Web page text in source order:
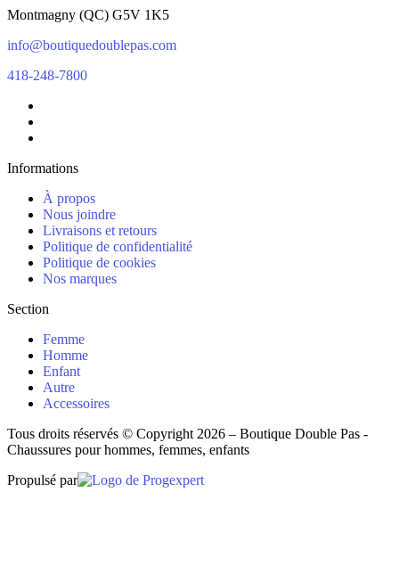
Montmagny (QC) G5V 1K5
info@boutiquedoublepas.com
418-248-7800
Informations
À propos
Nous joindre
Livraisons et retours
Politique de confidentialité
Politique de cookies
Nos marques
Section
Femme
Homme
Enfant
Autre
Accessoires
Tous droits réservés © Copyright 2026 – Boutique Double Pas -
Chaussures pour hommes, femmes, enfants
Propulsé par